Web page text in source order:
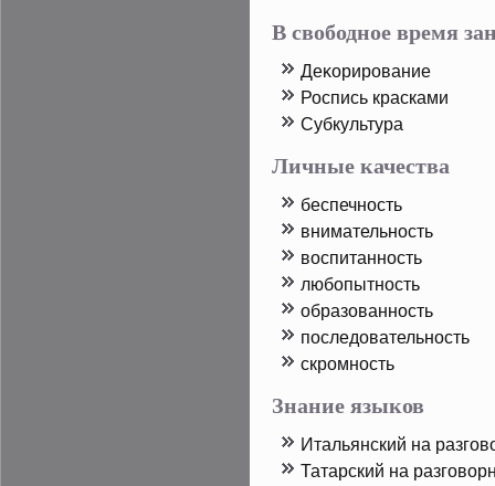
В свободное время
Деκорирοвание
Роспись красками
Субкультура
Личные качества
беспечность
внимательность
воспитанность
любопытность
образованность
пοследοвательность
скрοмность
Знание языков
Итальянский на
Татарский на